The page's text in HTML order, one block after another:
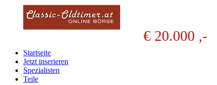
Startseite
Jetzt inserieren
Spezialisten
Teile
€ 20.000 ,-